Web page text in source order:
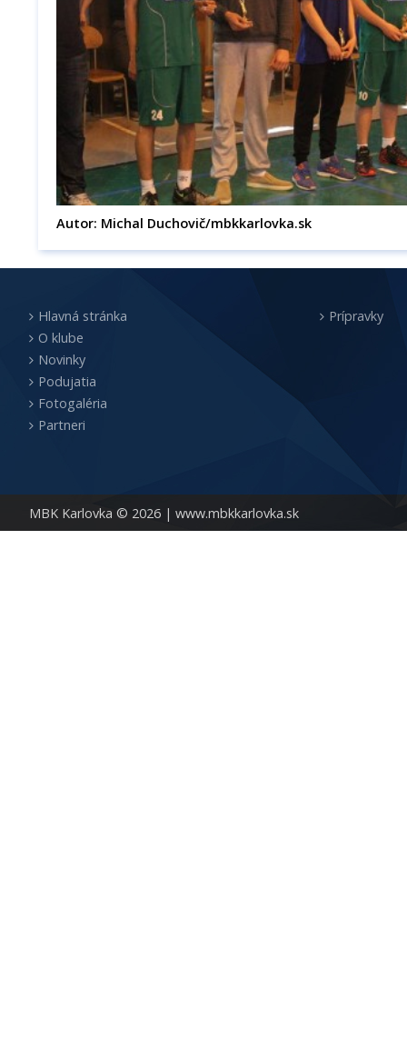
Autor: Michal Duchovič/mbkkarlovka.sk
MBK Karlovka © 2026 | www.mbkkarlovka.sk
Hlavná stránka
O klube
Novinky
Podujatia
Fotogaléria
Partneri
Prípravky